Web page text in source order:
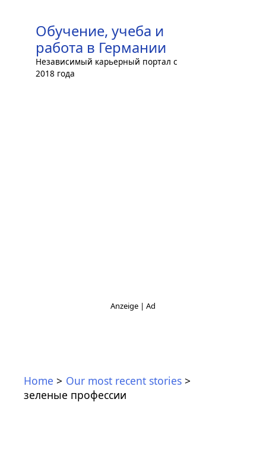
content
Обучение, учеба и
работа в Германии
Независимый карьерный портал с
2018 года
Home
Our most recent stories
зеленые профессии